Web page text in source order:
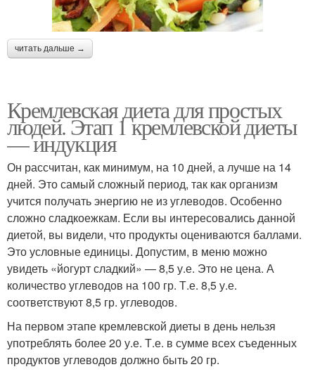
читать дальше →
Кремлевская диета для простых
людей. Этап 1 кремлевской диеты
— индукция
Он рассчитан, как минимум, на 10 дней, а лучше на 14
дней. Это самый сложный период, так как организм
учится получать энергию не из углеводов. Особенно
сложно сладкоежкам. Если вы интересовались данной
диетой, вы видели, что продукты оцениваются баллами.
Это условные единицы. Допустим, в меню можно
увидеть «йогурт сладкий» — 8,5 у.е. Это не цена. А
количество углеводов на 100 гр. Т.е. 8,5 у.е.
соответствуют 8,5 гр. углеводов.
На первом этапе кремлевской диеты в день нельзя
употреблять более 20 у.е. Т.е. в сумме всех съеденных
продуктов углеводов должно быть 20 гр.